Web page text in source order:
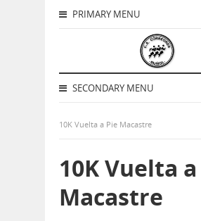
PRIMARY MENU
SECONDARY MENU
10K Vuelta a Pie Macastre
10K Vuelta
Macastre